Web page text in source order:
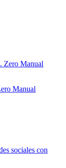
Manual